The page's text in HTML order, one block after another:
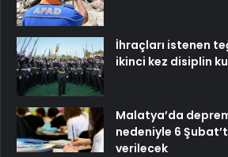
İhraçları istenen
ikinci kez disiplin
Malatya’da
nedeniyle 6
verilecek